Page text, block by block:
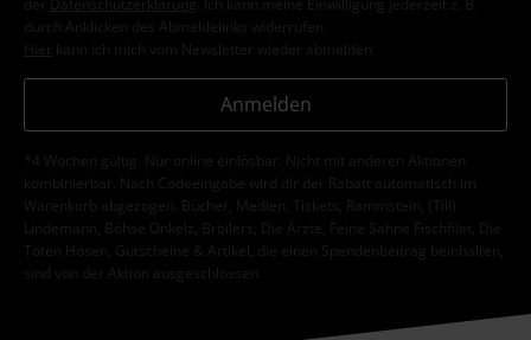
durch Anklicken des Abmeldelinks widerrufen.
Hier kann ich mich vom Newsletter wieder abmelden.
Anmelden
*4 Wochen gültig. Nur online einlösbar. Nicht mit anderen Aktionen
kombinierbar. Nach Codeeingabe wird dir der Rabatt automatisch im
Warenkorb abgezogen. Bücher, Medien, Tickets, Rammstein, (Till)
Lindemann, Böhse Onkelz, Broilers, Die Ärzte, Feine Sahne Fischfilet, Die
Toten Hosen, Gutscheine & Artikel, die einen Spendenbeitrag beinhalten,
sind von der Aktion ausgeschlossen.